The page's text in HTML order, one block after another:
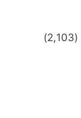
(2,103)